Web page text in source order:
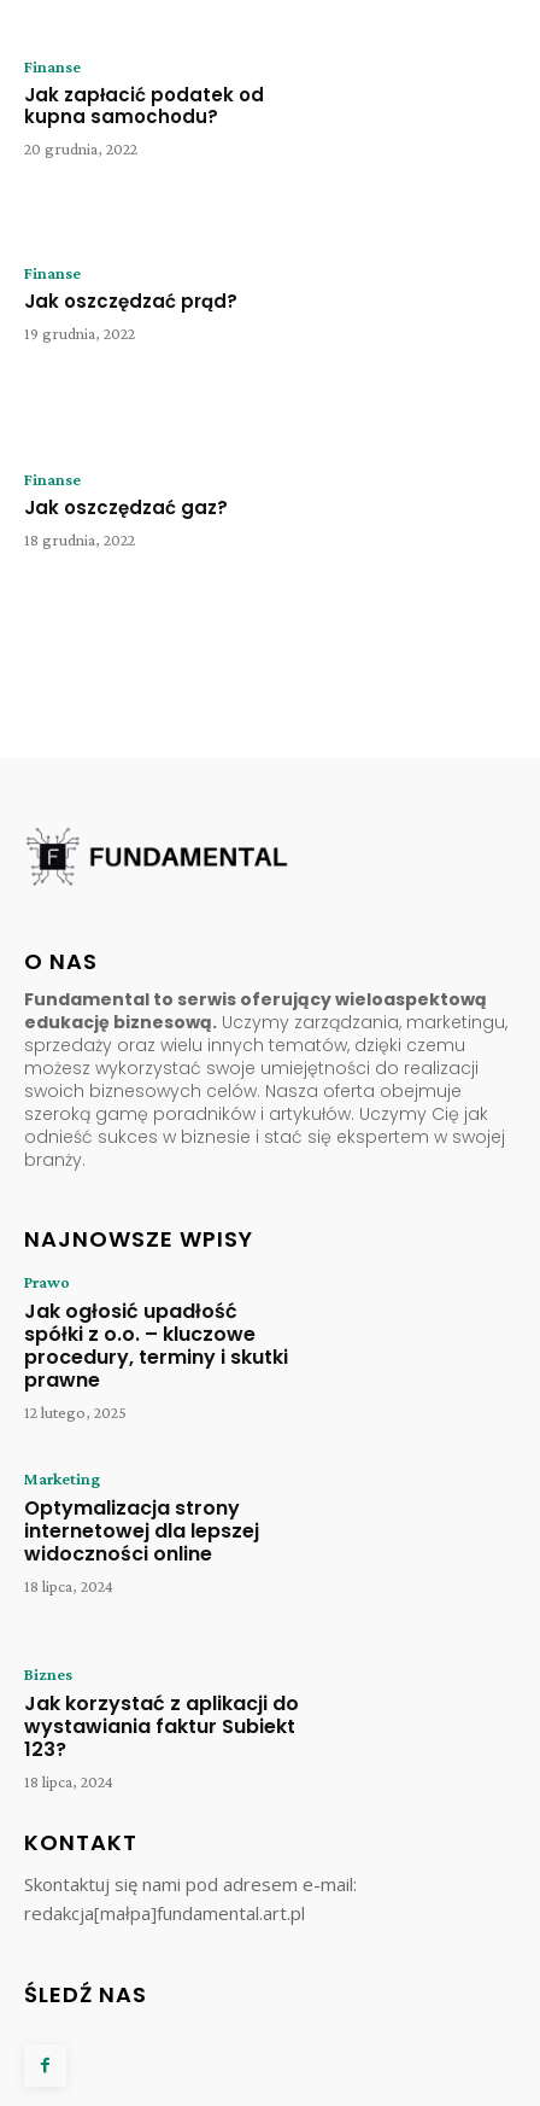
Finanse
Jak zapłacić podatek od
kupna samochodu?
20 grudnia, 2022
Finanse
Jak oszczędzać prąd?
19 grudnia, 2022
Finanse
Jak oszczędzać gaz?
18 grudnia, 2022
O NAS
Fundamental to serwis oferujący wieloaspektową
edukację biznesową. Uczymy zarządzania, marketingu,
sprzedaży oraz wielu innych tematów, dzięki czemu
możesz wykorzystać swoje umiejętności do realizacji
swoich biznesowych celów. Nasza oferta obejmuje
szeroką gamę poradników i artykułów. Uczymy Cię jak
odnieść sukces w biznesie i stać się ekspertem w swojej
branży.
NAJNOWSZE WPISY
Prawo
Jak ogłosić upadłość
spółki z o.o. – kluczowe
procedury, terminy i skutki
prawne
12 lutego, 2025
Marketing
Optymalizacja strony
internetowej dla lepszej
widoczności online
18 lipca, 2024
Biznes
Jak korzystać z aplikacji do
wystawiania faktur Subiekt
123?
18 lipca, 2024
KONTAKT
Skontaktuj się nami pod adresem e-mail:
redakcja[małpa]fundamental.art.pl
ŚLEDŹ NAS